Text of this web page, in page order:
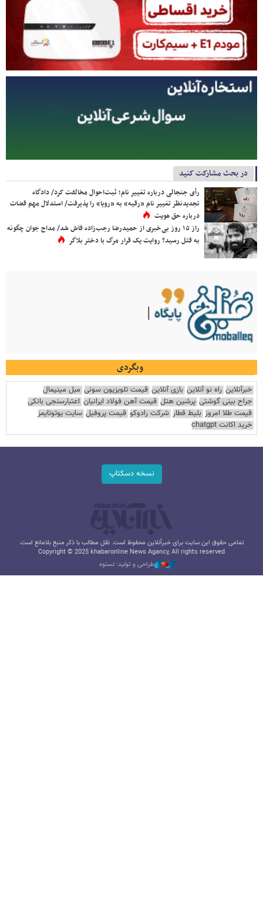
در بحث مشارکت کنید
رأی جنجالی درباره تغییر نام؛ ثبت‌احوال مخالفت کرد/ دادگاه
تجدیدنظر تغییر نام «رقیه» به «رویا» را پذیرفت/ استدلال مهم قضات
درباره حق هویت
راز ۱۵ روز بی‌خبری از حمیدرضا رجب‌زاده فاش شد/ مداح جوان چگونه
به قتل رسید؟ روایت یک قرار مرگ با دختر بلاگر
وبگردی
خبرآنلاین راه نو آنلاین بازی آنلاین قیمت تلویزیون سونی مبل مینیمال
جراح بینی گوشتی پرشین هتل قیمت آهن فولاد ایرانیان اعتبارسنجی بانکی
قیمت طلا امروز بلیط قطار شرکت رادوکو قیمت پروفیل سایت یوتوتایمز
خرید اکانت chatgpt
نسخه دسکتاپ
تمامی حقوق این سایت برای خبرآنلاین محفوظ است. نقل مطالب با ذکر منبع بلامانع است.
Copyright © 2025 khabaronline News Agancy, All rights reserved
طراحی و تولید: نستوه